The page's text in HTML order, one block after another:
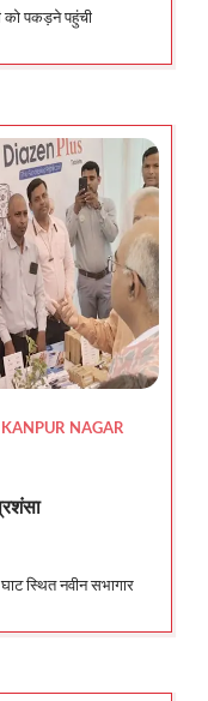
को पकड़ने पहुंची
KANPUR NAGAR
स्थित नवीन सभागार